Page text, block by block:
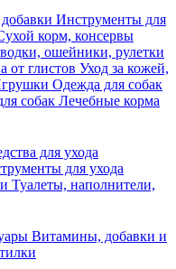
Инструменты для
корм, консервы
ошейники, рулетки
от глистов Уход за кожей,
Одежда для собак
собак Лечебные корма
для ухода
для ухода
Туалеты, наполнители,
Витамины, добавки и